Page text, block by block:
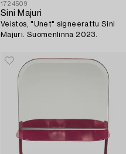
1724509
Sini Majuri
Veistos, "Unet" signeerattu Sini
Majuri. Suomenlinna 2023.